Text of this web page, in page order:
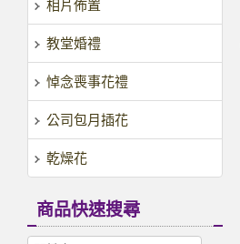
相片佈置
教堂婚禮
悼念喪事花禮
公司包月插花
乾燥花
商品快速搜尋